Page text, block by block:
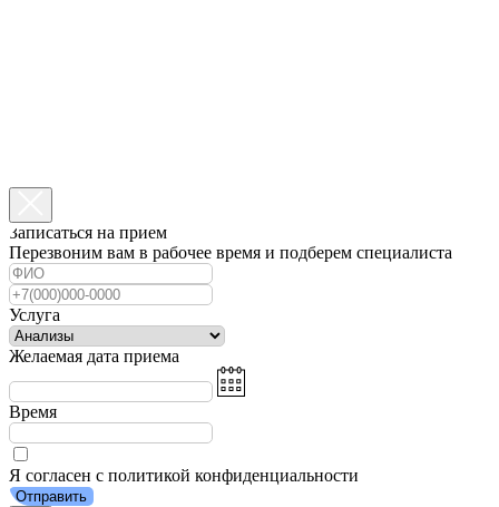
Записаться на прием
Перезвоним вам в рабочее время и подберем специалиста
Услуга
Желаемая дата приема
Время
Я согласен с политикой конфиденциальности
Отправить